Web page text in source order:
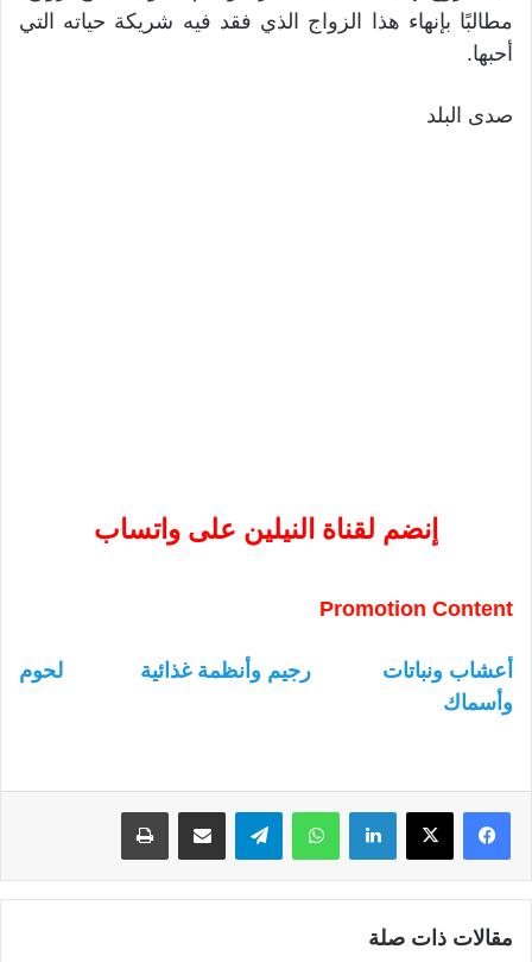
مطالبًا بإنهاء هذا الزواج الذي فقد فيه شريكة حياته التي
أحبها.
صدى البلد
إنضم لقناة النيلين على واتساب
Promotion Content
أعشاب ونباتات رجيم وأنظمة غذائية
لحوم
وأسماك
لينكدإن واتساب
مقالات ذات صلة